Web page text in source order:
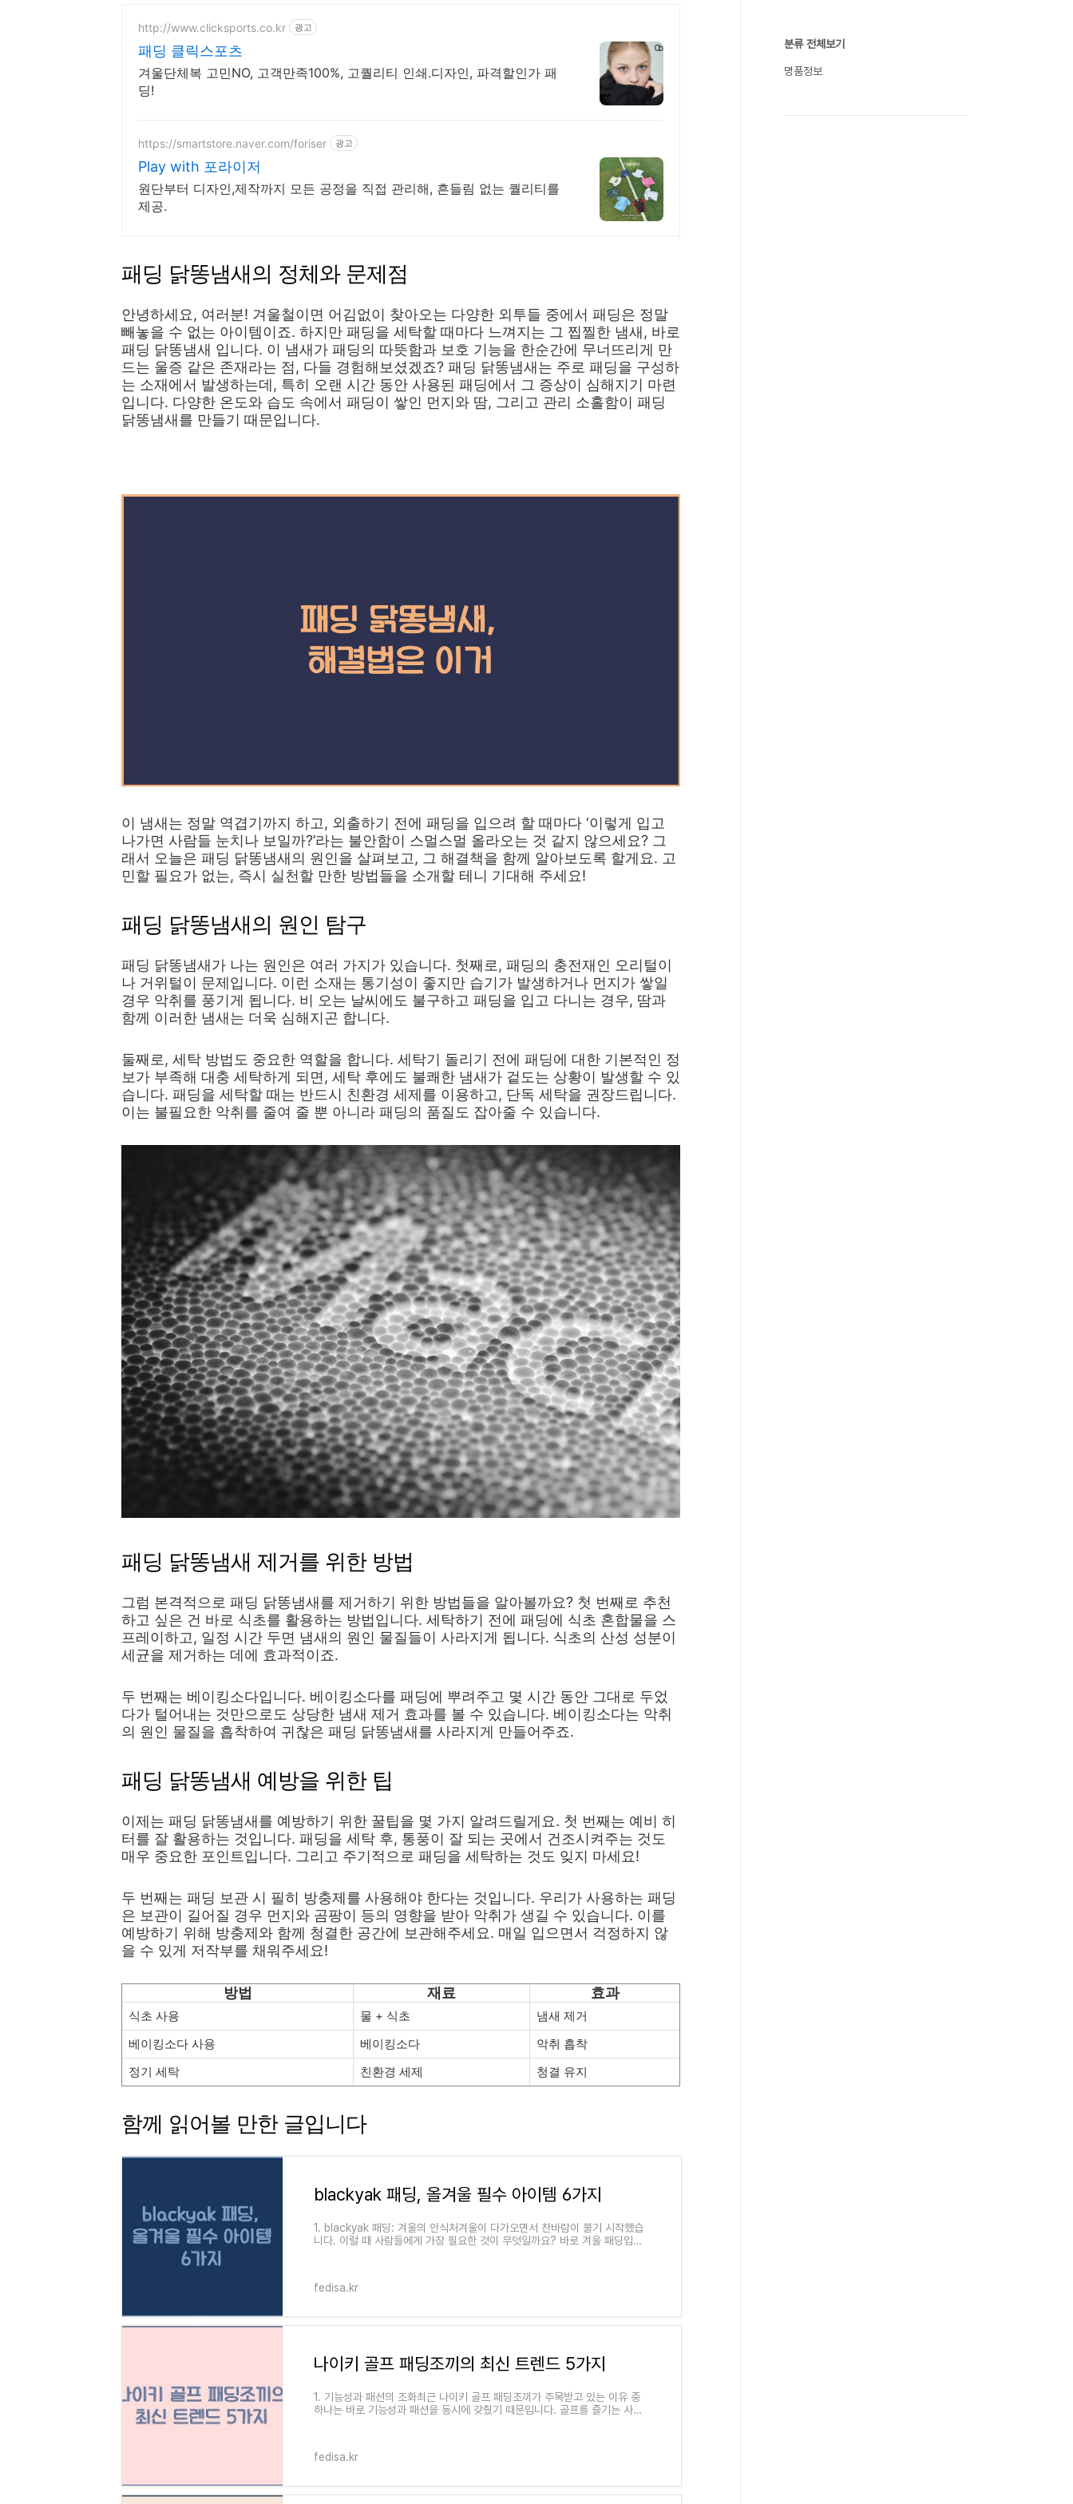
http://www.clicksports.co.kr 광고
패딩 클릭스포츠
겨울단체복 고민NO, 고객만족100%, 고퀄리티 인쇄.디자인, 파격할인가 패
딩!
https://smartstore.naver.com/foriser 광고
Play with 포라이저
원단부터 디자인,제작까지 모든 공정을 직접 관리해, 흔들림 없는 퀄리티를
제공.
패딩 닭똥냄새의 정체와 문제점
안녕하세요, 여러분! 겨울철이면 어김없이 찾아오는 다양한 외투들 중에서 패딩은 정말
빼놓을 수 없는 아이템이죠. 하지만 패딩을 세탁할 때마다 느껴지는 그 찝찔한 냄새, 바로
패딩 닭똥냄새 입니다. 이 냄새가 패딩의 따뜻함과 보호 기능을 한순간에 무너뜨리게 만
드는 울증 같은 존재라는 점, 다들 경험해보셨겠죠? 패딩 닭똥냄새는 주로 패딩을 구성하
는 소재에서 발생하는데, 특히 오랜 시간 동안 사용된 패딩에서 그 증상이 심해지기 마련
입니다. 다양한 온도와 습도 속에서 패딩이 쌓인 먼지와 땀, 그리고 관리 소홀함이 패딩
닭똥냄새를 만들기 때문입니다.
이 냄새는 정말 역겹기까지 하고, 외출하기 전에 패딩을 입으려 할 때마다 ‘이렇게 입고
나가면 사람들 눈치나 보일까?’라는 불안함이 스멀스멀 올라오는 것 같지 않으세요? 그
래서 오늘은 패딩 닭똥냄새의 원인을 살펴보고, 그 해결책을 함께 알아보도록 할게요. 고
민할 필요가 없는, 즉시 실천할 만한 방법들을 소개할 테니 기대해 주세요!
패딩 닭똥냄새의 원인 탐구
패딩 닭똥냄새가 나는 원인은 여러 가지가 있습니다. 첫째로, 패딩의 충전재인 오리털이
나 거위털이 문제입니다. 이런 소재는 통기성이 좋지만 습기가 발생하거나 먼지가 쌓일
경우 악취를 풍기게 됩니다. 비 오는 날씨에도 불구하고 패딩을 입고 다니는 경우, 땀과
함께 이러한 냄새는 더욱 심해지곤 합니다.
둘째로, 세탁 방법도 중요한 역할을 합니다. 세탁기 돌리기 전에 패딩에 대한 기본적인 정
보가 부족해 대충 세탁하게 되면, 세탁 후에도 불쾌한 냄새가 겉도는 상황이 발생할 수 있
습니다. 패딩을 세탁할 때는 반드시 친환경 세제를 이용하고, 단독 세탁을 권장드립니다.
이는 불필요한 악취를 줄여 줄 뿐 아니라 패딩의 품질도 잡아줄 수 있습니다.
패딩 닭똥냄새 제거를 위한 방법
그럼 본격적으로 패딩 닭똥냄새를 제거하기 위한 방법들을 알아볼까요? 첫 번째로 추천
하고 싶은 건 바로 식초를 활용하는 방법입니다. 세탁하기 전에 패딩에 식초 혼합물을 스
프레이하고, 일정 시간 두면 냄새의 원인 물질들이 사라지게 됩니다. 식초의 산성 성분이
세균을 제거하는 데에 효과적이죠.
두 번째는 베이킹소다입니다. 베이킹소다를 패딩에 뿌려주고 몇 시간 동안 그대로 두었
다가 털어내는 것만으로도 상당한 냄새 제거 효과를 볼 수 있습니다. 베이킹소다는 악취
의 원인 물질을 흡착하여 귀찮은 패딩 닭똥냄새를 사라지게 만들어주죠.
패딩 닭똥냄새 예방을 위한 팁
이제는 패딩 닭똥냄새를 예방하기 위한 꿀팁을 몇 가지 알려드릴게요. 첫 번째는 예비 히
터를 잘 활용하는 것입니다. 패딩을 세탁 후, 통풍이 잘 되는 곳에서 건조시켜주는 것도
매우 중요한 포인트입니다. 그리고 주기적으로 패딩을 세탁하는 것도 잊지 마세요!
두 번째는 패딩 보관 시 필히 방충제를 사용해야 한다는 것입니다. 우리가 사용하는 패딩
은 보관이 길어질 경우 먼지와 곰팡이 등의 영향을 받아 악취가 생길 수 있습니다. 이를
예방하기 위해 방충제와 함께 청결한 공간에 보관해주세요. 매일 입으면서 걱정하지 않
을 수 있게 저작부를 채워주세요!
방법 재료 효과
식초 사용 물 + 식초
냄새 제거
베이킹소다 사용
베이킹소다
악취 흡착
정기 세탁
친환경 세제 청결 유지
함께 읽어볼 만한 글입니다
blackyak 패딩, 올겨울 필수 아이템 6가지
1. blackyak 패딩: 겨울의 안식처겨울이 다가오면서 찬바람이 불기 시작했습
니다. 이럴 때 사람들에게 가장 필요한 것이 무엇일까요? 바로 겨울 패딩입니
fedisa.kr
나이키 골프 패딩조끼의 최신 트렌드 5가지
1. 기능성과 패션의 조화최근 나이키 골프 패딩조끼가 주목받고 있는 이유 중
하나는 바로 기능성과 패션을 동시에 갖췄기 때문입니다. 골프를 즐기는 사람
fedisa.kr
분류 전체보기
명품정보